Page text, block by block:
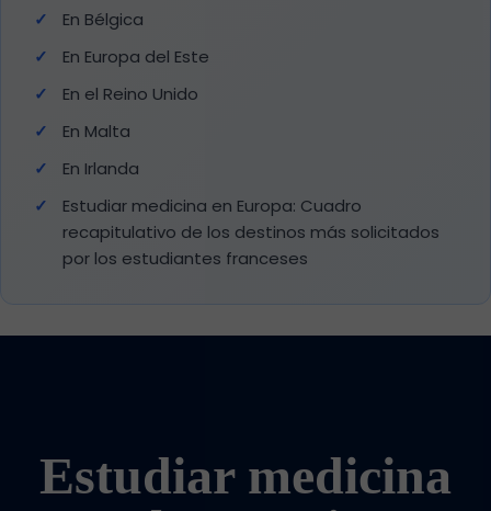
En Bélgica
En Europa del Este
En el Reino Unido
En Malta
En Irlanda
Estudiar medicina en Europa: Cuadro
recapitulativo de los destinos más solicitados
por los estudiantes franceses
Estudiar medicina